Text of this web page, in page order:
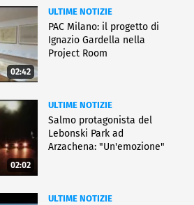
02:42
ULTIME NOTIZIE
PAC Milano: il progetto di
Ignazio Gardella nella
Project Room
02:02
ULTIME NOTIZIE
Salmo protagonista del
Lebonski Park ad
Arzachena: "Un'emozione"
ULTIME NOTIZIE